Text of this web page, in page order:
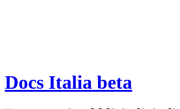
Docs Italia beta